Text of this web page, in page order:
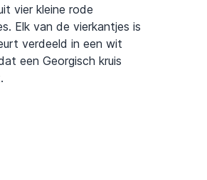
vier kleine rode
Elk van de vierkantjes is
verdeeld in een wit
een Georgisch kruis